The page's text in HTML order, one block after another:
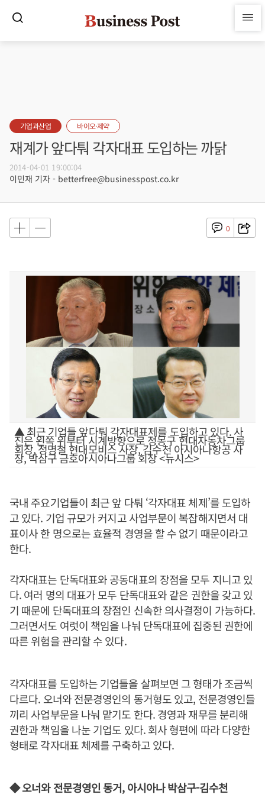
기업과산업 바이오·제약
재계가 앞다퉈 각자대표 도입하는 까닭
2014-04-01 19:00:04
이민재 기자 - betterfree@businesspost.co.kr
0
▲ 최근 기업들 앞다퉈 각자대표제를 도입하고 있다. 사
진은 왼쪽 위부터 시계방향으로 정몽구 현대자동차그룹
회장, 정명철 현대모비스 사장, 김수천 아시아나항공 사
장, 박삼구 금호아시아나그룹 회장 <뉴시스>
국내 주요기업들이 최근 앞 다퉈 ‘각자대표 체제’를 도입하
고 있다. 기업 규모가 커지고 사업부문이 복잡해지면서 대
표이사 한 명으로는 효율적 경영을 할 수 없기 때문이라고
한다.
각자대표는 단독대표와 공동대표의 장점을 모두 지니고 있
다. 여러 명의 대표가 모두 단독대표와 같은 권한을 갖고 있
기 때문에 단독대표의 장점인 신속한 의사결정이 가능하다.
그러면서도 여럿이 책임을 나눠 단독대표에 집중된 권한에
따른 위험을 관리할 수 있다.
각자대표를 도입하는 기업들을 살펴보면 그 형태가 조금씩
다르다. 오너와 전문경영인의 동거형도 있고, 전문경영인들
끼리 사업부문을 나눠 맡기도 한다. 경영과 재무를 분리해
권한과 책임을 나눈 기업도 있다. 회사 형편에 따라 다양한
형태로 각자대표 체제를 구축하고 있다.
◆ 오너와 전문경영인 동거, 아시아나 박삼구-김수천